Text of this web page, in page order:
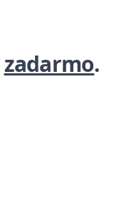
zadarmo.